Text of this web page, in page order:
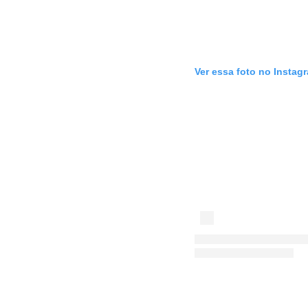
Ver essa foto no